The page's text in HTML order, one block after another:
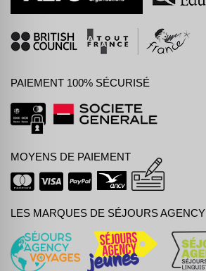
PAIEMENT 100% SÉCURISÉ
MOYENS DE PAIEMENT
LES MARQUES DE SÉJOURS AGENCY